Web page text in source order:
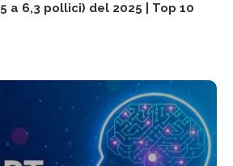
5 a 6,3 pollici) del 2025 | Top 10